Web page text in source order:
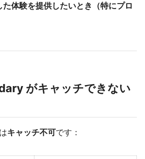
体験を提供したいとき（特にプロ
がキャッチできない
キャッチ不可です：